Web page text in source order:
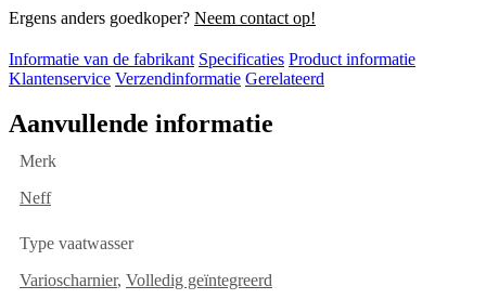
Ergens anders goedkoper? Neem contact op!
Informatie van de fabrikant Specificaties Product informatie
Klantenservice Verzendinformatie Gerelateerd
Aanvullende informatie
Merk
Neff
Type vaatwasser
Varioscharnier, Volledig geïntegreerd